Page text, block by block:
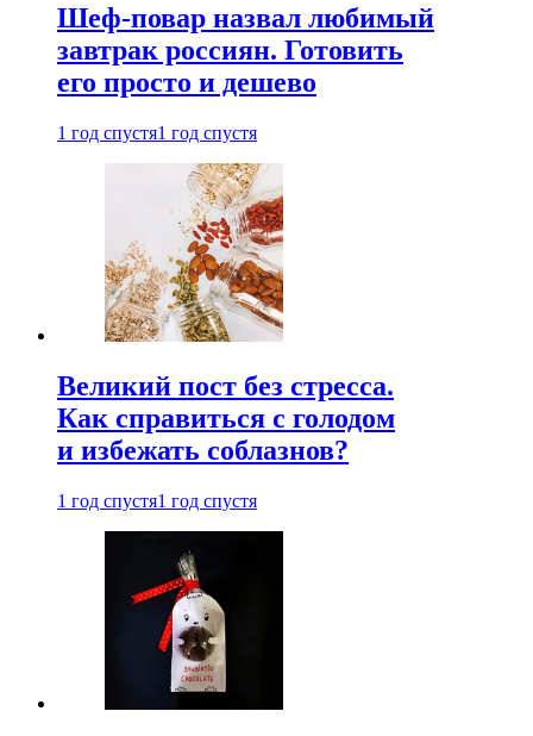
Шеф-повар назвал любимый
завтрак россиян. Готовить
его просто и дешево
1 год спустя1 год спустя
Великий пост без стресса.
Как справиться с голодом
и избежать соблазнов?
1 год спустя1 год спустя